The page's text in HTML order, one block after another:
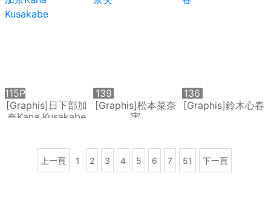
[Graphis]日下部加
奈Kana Kusakabe
115P
[Graphis]松本菜奈
実
139
P
[Graphis]鈴木心春
136
P
上一頁 1 2 3 4 5 6 7 51 下一頁